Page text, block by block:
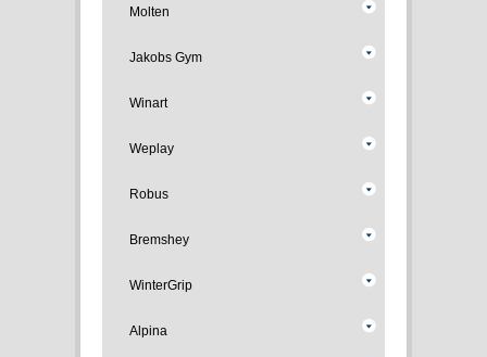
Molten
Jakobs Gym
Winart
Weplay
Robus
Bremshey
WinterGrip
Alpina